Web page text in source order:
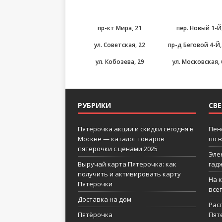
пр-кт Мира, 21 пер. Новый 1-
ул. Советская, 22
пр-д Беговой 4-
ул. Кобозева, 29
ул. Московская,
РУБРИКИ
Пятерочка акции и скидки сегодня в
Москве — каталог товаров
пятерочки с ценами 2025
Выручай карта Пятерочка: как
получить и активировать карту
Пятерочки
Доставка на дом
Пятёрочка
по
На